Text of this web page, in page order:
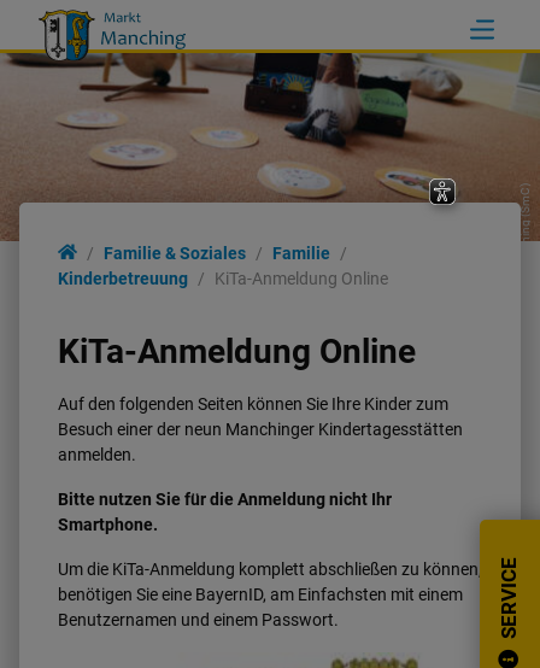
Familie
Kirchen
Markt Manching (SmC)
SERVICE
Familie & Soziales
Familie
Kinderbetreuung
KiTa-Anmeldung Online
KiTa-Anmeldung Online
Auf den folgenden Seiten können Sie Ihre Kinder zum
Besuch einer der neun Manchinger Kindertagesstätten
anmelden.
Bitte nutzen Sie für die Anmeldung nicht Ihr
Smartphone.
Um die KiTa-Anmeldung komplett abschließen zu können,
benötigen Sie eine BayernID, am Einfachsten mit einem
Benutzernamen und einem Passwort.